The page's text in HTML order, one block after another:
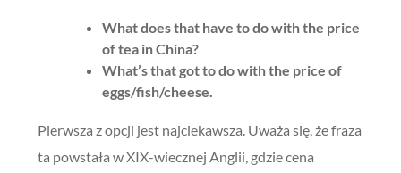
What does that have to do with the price
of tea in China?
What’s that got to do with the price of
eggs/fish/cheese.
Pierwsza z opcji jest najciekawsza. Uważa się, że fraza
ta powstała w XIX-wiecznej Anglii, gdzie cena